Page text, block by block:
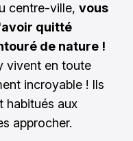
centre-ville, vous
quitté
de nature !
vivent en toute
incroyable ! Ils
habitués aux
approcher.